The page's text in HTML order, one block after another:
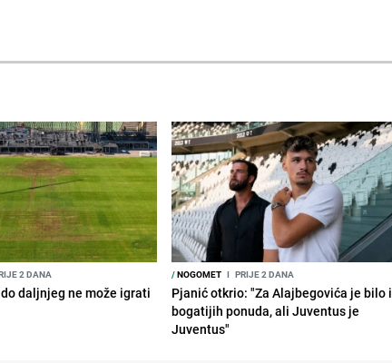
2 DANA
daljnjeg ne može igrati
/NOGOMET I PRIJE 2 DANA
Pjanić otkrio: "Za Alajbegovića je bilo i
bogatijih ponuda, ali Juventus je
Juventus"